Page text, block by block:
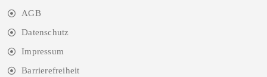
AGB
Datenschutz
Impressum
Barrierefreiheit